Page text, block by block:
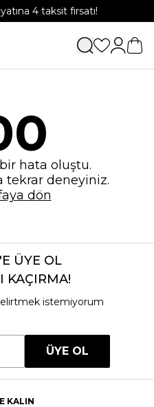
4 taksit fırsatı!
hata oluştu.
tekrar deneyiniz.
dön
ÜYE OL
KAÇIRMA!
istemiyorum
ÜYE OL
KALIN